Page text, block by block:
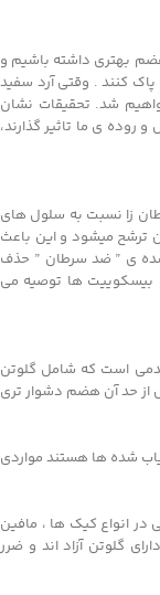
بهتری داشته باشیم و
کنند . وقتی آرد سفید
شد. تحقیقات نشان
ی ما تاثیر گذارند،
زا نسبت به سلول های
ترشح میشود و این باعث
ی ” ضد سرطان ” حذف
بیسکوییت ها توصیه می
است که شامل گلوتن
از حد آن هضم دشوار تری
شده ها هستند مواردی
انواع کیک ها ، مافین
گلوتن آزاد اند و ضرر